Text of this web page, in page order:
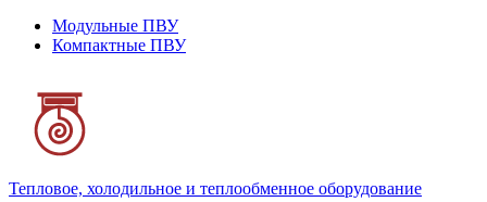
Модульные ПВУ
Компактные ПВУ
Тепловое, холодильное и теплообменное оборудование